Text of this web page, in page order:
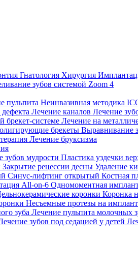
Гнатология Хирургия
зубов системой Zoom 4
пульпита Неинвазивная методика
Лечение каналов Лечение
брекет-системе Лечение на
брекеты Выравнивание
Лечение бруксизма
зубов мудрости Пластика уздечки
Закрытие рецессии десны Удаление
Синус-лифтинг открытый Костная
All-on-6 Одномоментная
коронки Коронка
Несъемные протезы на
зуба Лечение пульпита молочных
зубов под седацией у детей